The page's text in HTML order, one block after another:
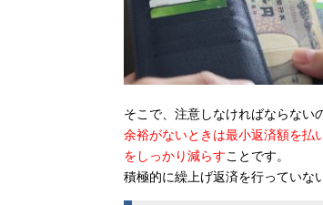
そこで、注意しなければならない
余裕がないときは最小返済額を払
をしっかり減らすことです。
積極的に繰上げ返済を行っていな